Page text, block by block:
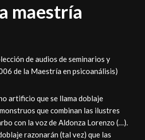
maestría
de audios de seminarios y
de la Maestría en psicoanálisis)
artificio que se llama doblaje
que combinan las ilustres
con la voz de Aldonza Lorenzo (…).
razonarán (tal vez) que las